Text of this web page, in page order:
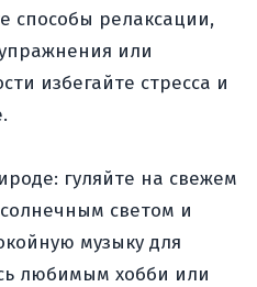
способы релаксации,
или
избегайте стресса и
гуляйте на свежем
светом и
музыку для
любимым хобби или